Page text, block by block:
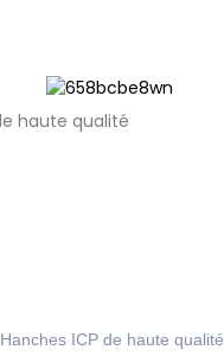
Hanches ICP de haute qualité